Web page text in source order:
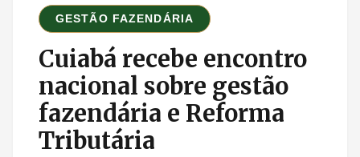
GESTÃO FAZENDÁRIA
Cuiabá recebe encontro
nacional sobre gestão
fazendária e Reforma
Tributária